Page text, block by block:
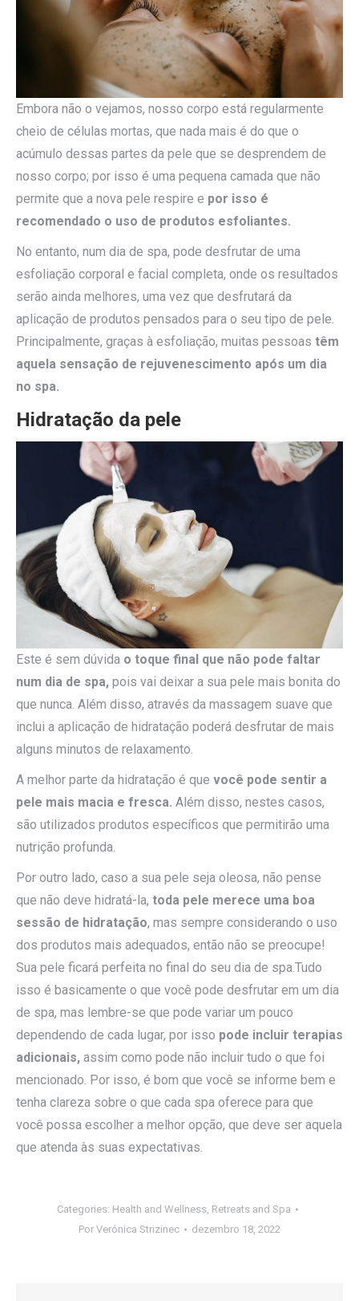
Embora não o vejamos, nosso corpo está regularmente
cheio de células mortas, que nada mais é do que o
acúmulo dessas partes da pele que se desprendem de
nosso corpo; por isso é uma pequena camada que não
permite que a nova pele respire e por isso é
recomendado o uso de produtos esfoliantes.
No entanto, num dia de spa, pode desfrutar de uma
esfoliação corporal e facial completa, onde os resultados
serão ainda melhores, uma vez que desfrutará da
aplicação de produtos pensados para o seu tipo de pele.
Principalmente, graças à esfoliação, muitas pessoas têm
aquela sensação de rejuvenescimento após um dia
no spa.
Hidratação da pele
Este é sem dúvida o toque final que não pode faltar
num dia de spa, pois vai deixar a sua pele mais bonita do
que nunca. Além disso, através da massagem suave que
inclui a aplicação de hidratação poderá desfrutar de mais
alguns minutos de relaxamento.
A melhor parte da hidratação é que você pode sentir a
pele mais macia e fresca. Além disso, nestes casos,
são utilizados produtos específicos que permitirão uma
nutrição profunda.
Por outro lado, caso a sua pele seja oleosa, não pense
que não deve hidratá-la, toda pele merece uma boa
sessão de hidratação, mas sempre considerando o uso
dos produtos mais adequados, então não se preocupe!
Sua pele ficará perfeita no final do seu dia de spa.Tudo
isso é basicamente o que você pode desfrutar em um dia
de spa, mas lembre-se que pode variar um pouco
dependendo de cada lugar, por isso pode incluir terapias
adicionais, assim como pode não incluir tudo o que foi
mencionado. Por isso, é bom que você se informe bem e
tenha clareza sobre o que cada spa oferece para que
você possa escolher a melhor opção, que deve ser aquela
que atenda às suas expectativas.
Categories: Health and Wellness, Retreats and Spa
Por Verónica Strizinec dezembro 18, 2022